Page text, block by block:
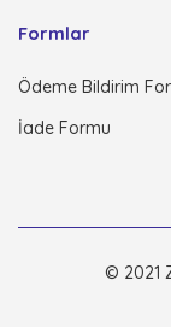
Formlar
Ödeme Bildirim
İade Formu
© 2021